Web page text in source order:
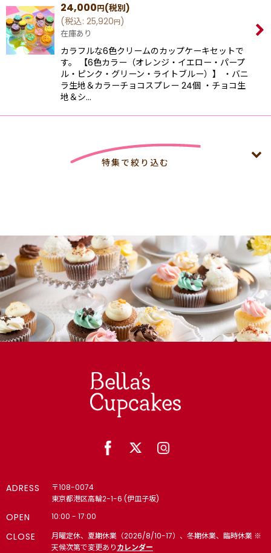
24,000円(税別)
(税込: 25,920円)
在庫あり
カラフルな6色クリームのカップケーキセットで
す。 【6色カラー（オレンジ・イエロー・パープ
ル・ピンク・グリーン・ライトブルー）】 ・バニ
ラ生地＆カラーチョコスプレー 24個 ・チョコ生
地＆シ…
特集で絞り込む
【法人向け】夏休みイベント 4,000円以上で冷凍配送無料
（8月末まで）
【法人向け】🏙 カスタムメイド・コーポレートギフト｜企
業・団体・学校・スポーツチームの方へ 4,000円以上で冷
凍配送無料（8月末まで）
【法人向け】ロゴ 4,000円以上で冷凍配送無料（8月末ま
で）
【個人向け】パーティー｜ティータイム｜キッズ向け｜誕生会
(学校・クラブ)で人気 4,000円以上で冷凍配送無料（8月末
【法人向け】🎁 パーティー 4,000円以上で冷凍配送無料（8
ーキ 4,000円以上で冷凍配送無料（8月末まで）
6・7・8月の様々なシーンに
🌞 夏 4,000円以上で冷凍配送無料（8月末まで）
ADRESS
〒108-0074
東京都港区高輪2-1-6 (伊皿子坂)
OPEN 10:00 - 17:00
CLOSE
月曜定休、夏期休業（2026/8/10-17）、冬期休業、臨時休業 ※
天候次第で変更ありカレンダー